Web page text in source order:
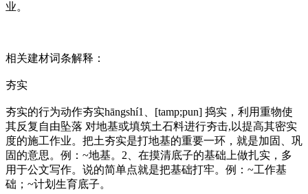
业。
相关建材词条解释：
夯实
夯实的行为动作夯实hāngshí1、[tamp;pun] 捣实，利用重物使
其反复自由坠落 对地基或填筑土石料进行夯击,以提高其密实
度的施工作业。把土夯实是打地基的重要一环，就是加固、巩
固的意思。例：~地基。2、在摸清底子的基础上做扎实，多
用于公文写作。说的简单点就是把基础打牢。例：~工作基
础；~计划生育底子。